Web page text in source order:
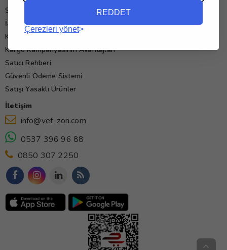
REDDET
Çerezleri yönet
Sık Sorulan Sorular
İade ve İptal Koşulları
Kullanım Koşulları
Kargo Kampanyasının Avantajları
Satıcı Rehberi
Güvenli Ödeme Sistemi
Satışı Yasaklı Ürünler
İletişim
info@vet-zon.com
0537 396 96 88
0850 307 2250